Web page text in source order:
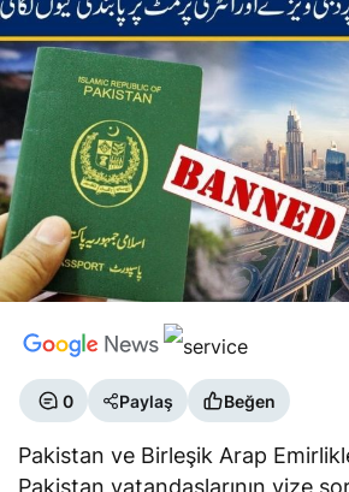
0 Paylaş Beğen
Pakistan ve Birleşik Arap
Pakistan vatandaşlarının vize